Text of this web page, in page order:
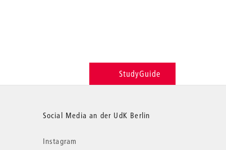
StudyGuide
Social Media an der UdK Berlin
Instagram